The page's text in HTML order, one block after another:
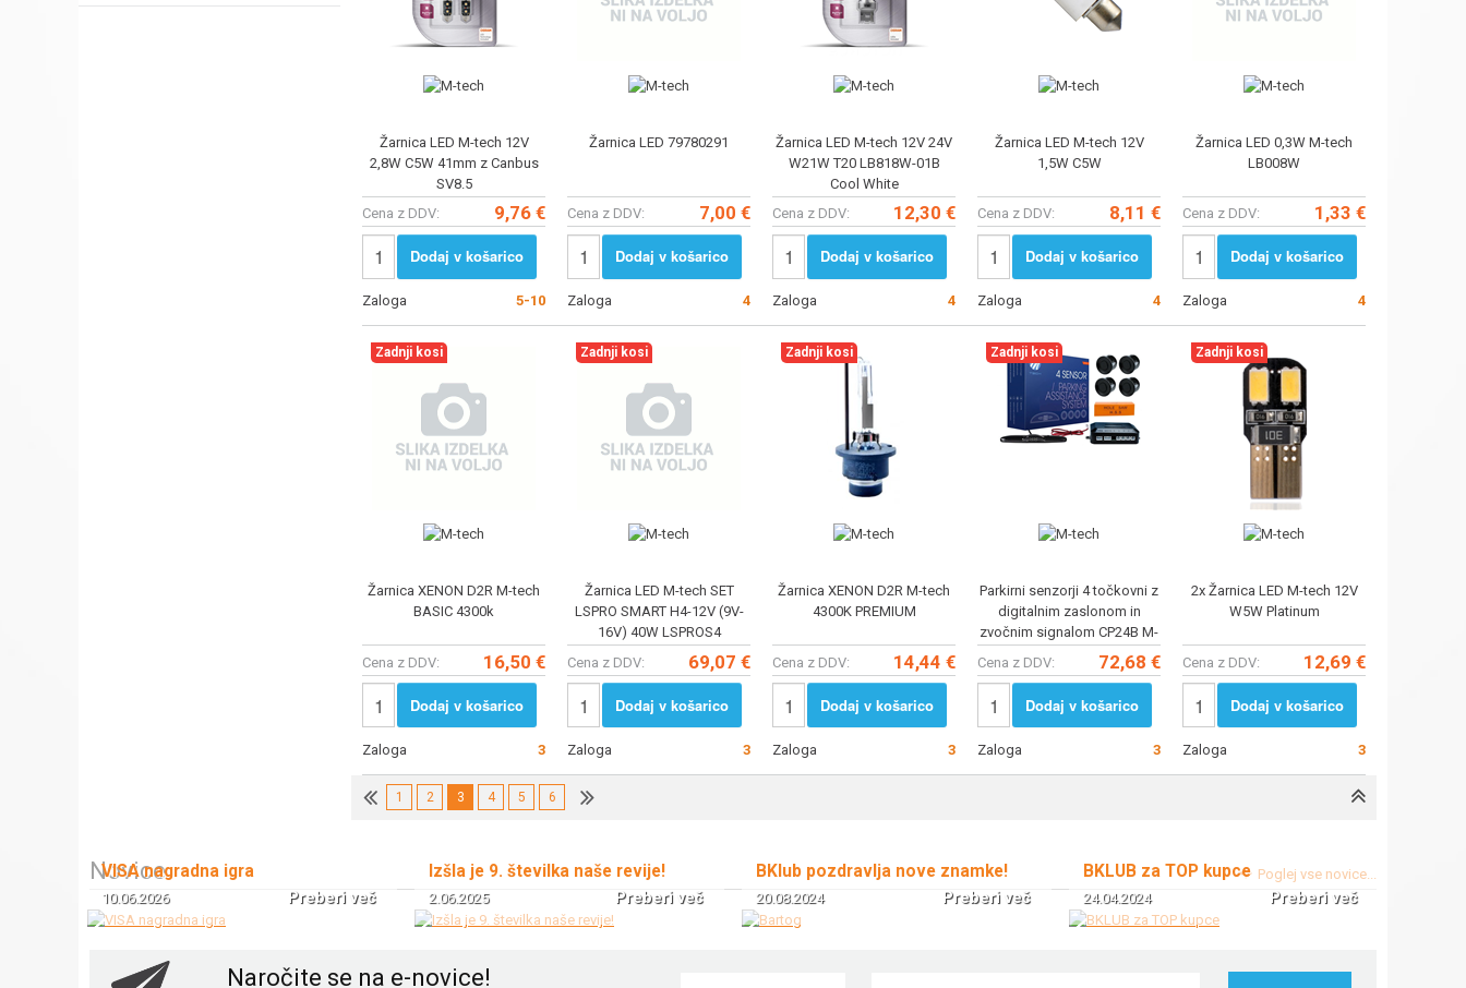
Žarnica LED M-tech 12V
2,8W C5W 41mm z Canbus
SV8.5
Cena z DDV:
9,76 €
Dodaj v košarico
Zaloga 5-10
Žarnica LED 79780291
Cena z DDV: 7,00 €
Dodaj v košarico
Zaloga 4
Žarnica LED M-tech 12V 24V
W21W T20 LB818W-01B
Cool White
Cena z DDV:
12,30 €
Dodaj v košarico
Zaloga 4
Žarnica LED M-tech 12V
1,5W C5W
Cena z DDV: 8,11 €
Dodaj v košarico
Zaloga 4
Žarnica LED 0,3W M-tech
LB008W
Cena z DDV: 1,33 €
Dodaj v košarico
Zaloga 4
Zadnji kosi
Žarnica XENON D2R M-tech
BASIC 4300k
Cena z DDV: 16,50 €
Dodaj v košarico
Zaloga 3
Zadnji kosi
Žarnica LED M-tech SET
LSPRO SMART H4-12V (9V-
16V) 40W LSPROS4
Cena z DDV:
69,07 €
Dodaj v košarico
Zaloga 3
Zadnji kosi
Žarnica XENON D2R M-tech
4300K PREMIUM
Cena z DDV: 14,44 €
Dodaj v košarico
Zaloga 3
Zadnji kosi
Parkirni senzorji 4 točkovni z
digitalnim zaslonom in
zvočnim signalom CP24B M-
Cena z DDV: 72,68 €
Dodaj v košarico
Zaloga 3
Zadnji kosi
2x Žarnica LED M-tech 12V
W5W Platinum
Cena z DDV: 12,69 €
Dodaj v košarico
Zaloga 3
1 2 3 4 5 6
Novice Poglej vse novice...
VISA nagradna igra
10.06.2026 Preberi več
Izšla je 9. številka naše revije!
2.06.2025 Preberi več
BKlub pozdravlja nove znamke!
20.08.2024 Preberi več
BKLUB za TOP kupce
24.04.2024 Preberi več
Naročite se na e-novice!